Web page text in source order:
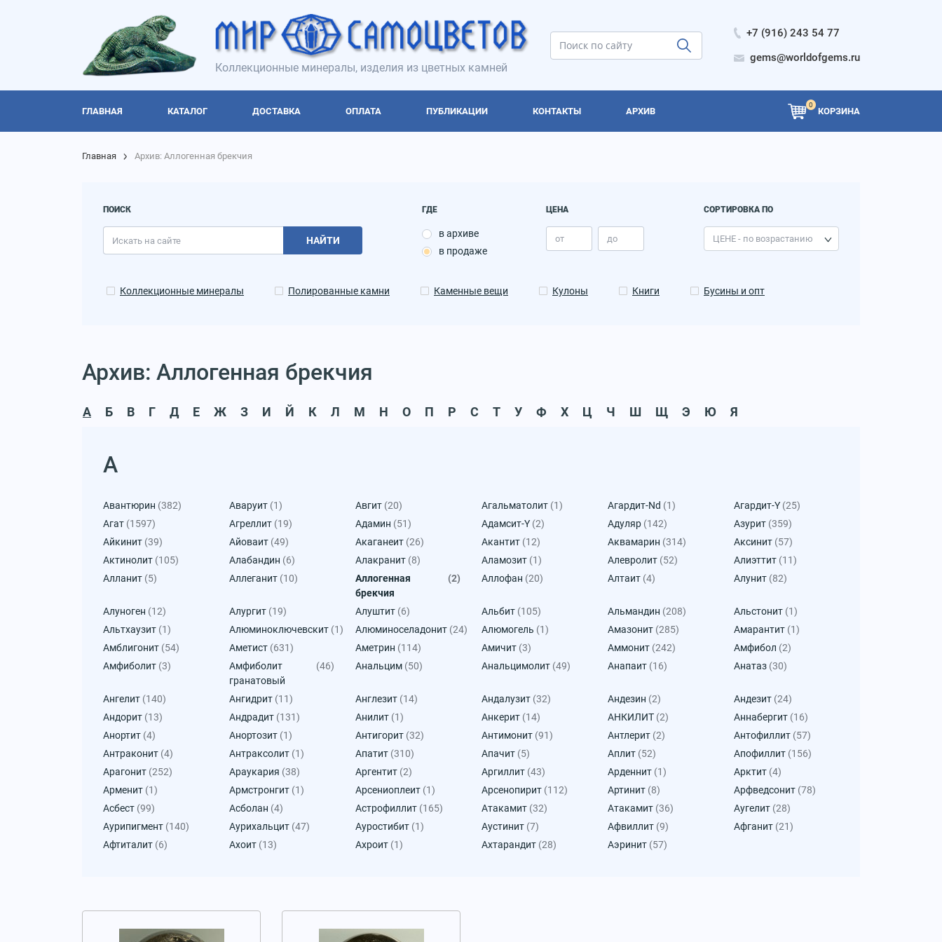
Коллекционные минералы, изделия из цветных камней
+7 (916) 243 54 77
gems@worldofgems.ru
ГЛАВНАЯ КАТАЛОГ ДОСТАВКА ОПЛАТА ПУБЛИКАЦИИ КОНТАКТЫ АРХИВ
0
КОРЗИНА
Главная Архив: Аллогенная брекчия
ПОИСК
НАЙТИ
ГДЕ
в архиве
в продаже
ЦЕНА СОРТИРОВКА ПО
Коллекционные минералы Полированные камни Каменные вещи Кулоны Книги Бусины и опт
Архив: Аллогенная брекчия
А Б В Г Д Е Ж З И Й К Л М Н О П Р С Т У Ф Х Ц Ч Ш Щ Э Ю Я
А
Авантюрин (382) Аваруит (1) Авгит (20) Агальматолит (1) Агардит-Nd (1) Агардит-Y (25)
Агат (1597) Агреллит (19) Адамин (51) Адамсит-Y (2) Адуляр (142) Азурит (359)
Айкинит (39) Айоваит (49) Акаганеит (26) Акантит (12) Аквамарин (314) Аксинит (57)
Актинолит (105) Алабандин (6) Алакранит (8) Аламозит (1) Алевролит (52) Алиэттит (11)
Алланит (5) Аллеганит (10)
Аллогенная
брекчия
(2) Аллофан (20) Алтаит (4) Алунит (82)
Алуноген (12) Алургит (19) Алуштит (6) Альбит (105) Альмандин (208) Альстонит (1)
Альтхаузит (1) Алюминоключевскит (1) Алюминоселадонит (24) Алюмогель (1) Амазонит (285) Амарантит (1)
Амблигонит (54) Аметист (631) Аметрин (114) Амичит (3) Аммонит (242) Амфибол (2)
Амфиболит (3)
Амфиболит
гранатовый
(46) Анальцим (50) Анальцимолит (49) Анапаит (16) Анатаз (30)
Ангелит (140) Ангидрит (11) Англезит (14) Андалузит (32) Андезин (2) Андезит (24)
Андорит (13) Андрадит (131) Анилит (1) Анкерит (14) АНКИЛИТ (2) Аннабергит (16)
Анортит (4) Анортозит (1) Антигорит (32) Антимонит (91) Антлерит (2) Антофиллит (57)
Антраконит (4) Антраксолит (1) Апатит (310) Апачит (5) Аплит (52) Апофиллит (156)
Арагонит (252) Араукария (38) Аргентит (2) Аргиллит (43) Арденнит (1) Арктит (4)
Арменит (1) Армстронгит (1) Арсениоплеит (1) Арсенопирит (112) Артинит (8) Арфведсонит (78)
Асбест (99) Асболан (4) Астрофиллит (165) Атакамит (32) Атакамит (36) Аугелит (28)
Аурипигмент (140) Аурихальцит (47) Ауростибит (1) Аустинит (7) Афвиллит (9) Афганит (21)
Афтиталит (6) Ахоит (13) Ахроит (1) Ахтарандит (28) Аэринит (57)